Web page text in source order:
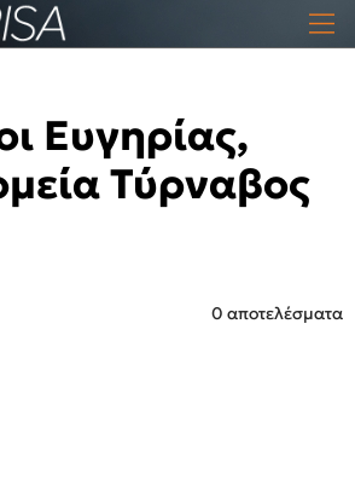
Ευγηρίας,
Τύρναβος
0 αποτελέσματα